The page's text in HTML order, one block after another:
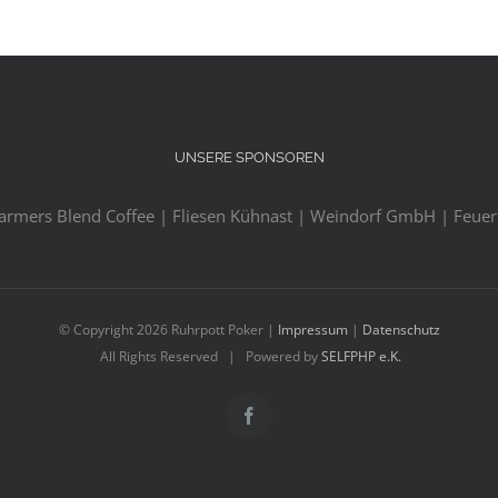
UNSERE SPONSOREN
Blend Coffee | Fliesen Kühnast | Weindorf GmbH |
© Copyright2026 Ruhrpott Poker | Impressum | Datenschutz
All Rights Reserved | Powered bySELFPHP e.K.